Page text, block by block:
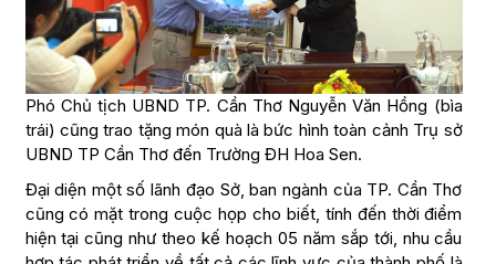
Phó Chủ tịch UBND TP. Cần Thơ Nguyễn Văn Hồng (bìa
trái) cũng trao tặng món quà là bức hình toàn cảnh Trụ sở
UBND TP Cần Thơ đến Trường ĐH Hoa Sen.
Đại diện một số lãnh đạo Sở, ban ngành của TP. Cần Thơ
cũng có mặt trong cuộc họp cho biết, tính đến thời điểm
hiện tại cũng như theo kế hoạch 05 năm sắp tới, nhu cầu